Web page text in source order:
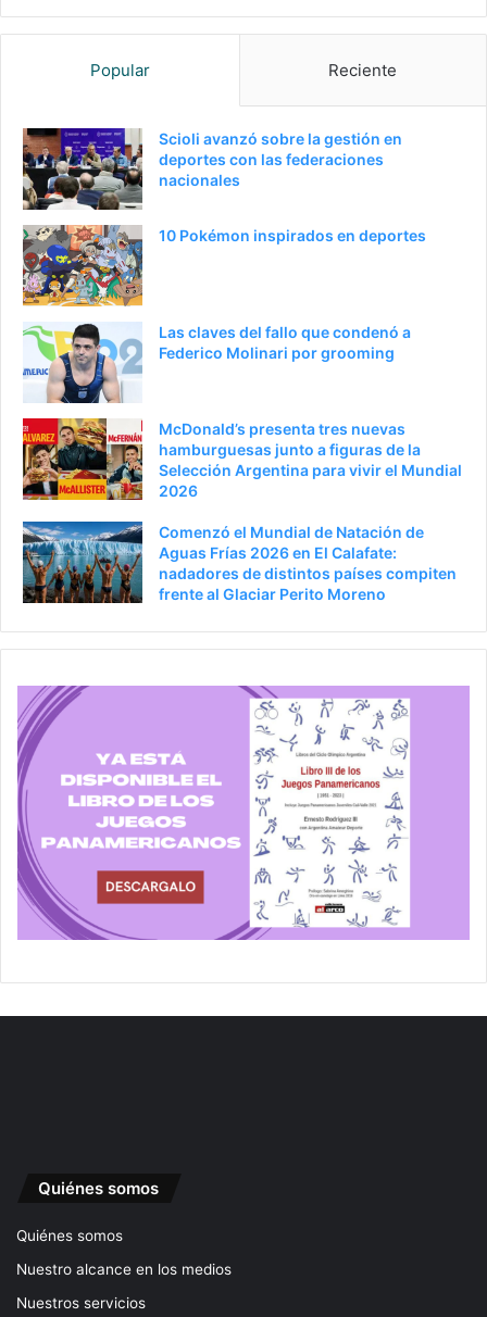
g
a
n
o
g
n
i
Popular Reciente
Scioli avanzó sobre la gestión en
deportes con las federaciones
nacionales
10 Pokémon inspirados en deportes
Las claves del fallo que condenó a
Federico Molinari por grooming
McDonald’s presenta tres nuevas
hamburguesas junto a figuras de la
Selección Argentina para vivir el Mundial
2026
Comenzó el Mundial de Natación de
Aguas Frías 2026 en El Calafate:
nadadores de distintos países compiten
frente al Glaciar Perito Moreno
Quiénes somos
Quiénes somos
Nuestro alcance en los medios
Nuestros servicios